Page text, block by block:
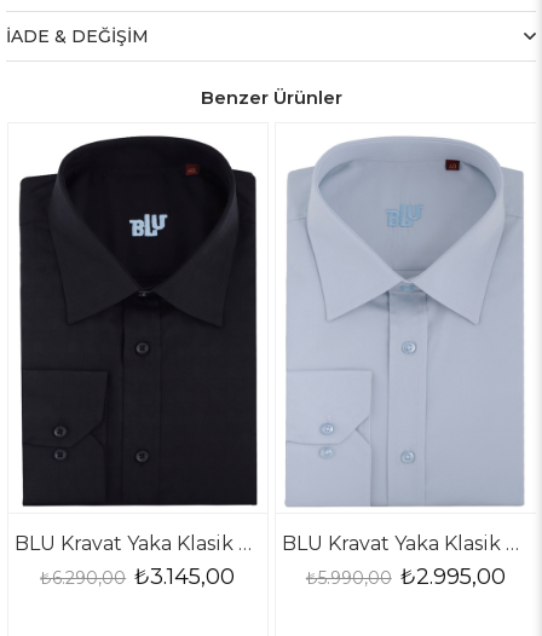
İADE & DEĞİŞİM
Benzer Ürünler
BLU Kravat Yaka Klasik Gömlek BLU Kravat Yaka Klasik Gömlek
₺2.995,00
₺5.990,00 ₺5.990,00